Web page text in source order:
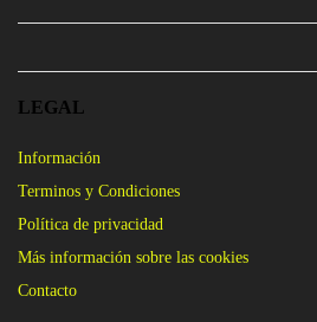
LEGAL
Información
Terminos y Condiciones
Política de privacidad
Más información sobre las cookies
Contacto